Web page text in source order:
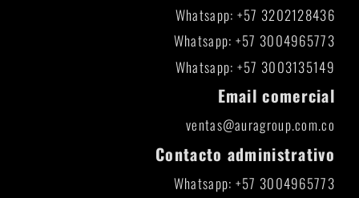
Whatsapp: +57 3202128436
Whatsapp: +57 3004965773
Whatsapp: +57 3003135149
Email comercial
ventas@auragroup.com.co
Contacto administrativo
Whatsapp: +57 3004965773